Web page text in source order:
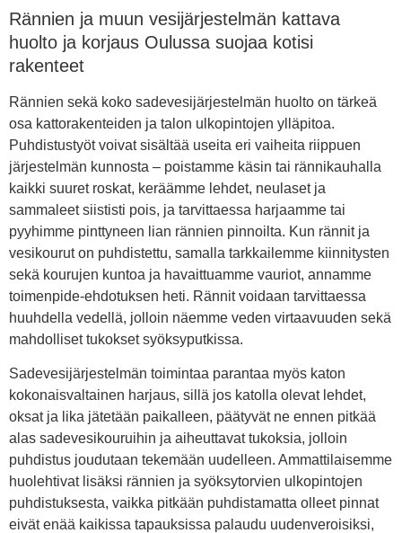
Rännien ja muun vesijärjestelmän kattava
huolto ja korjaus Oulussa suojaa kotisi
rakenteet
Rännien sekä koko sadevesijärjestelmän huolto on tärkeä
osa kattorakenteiden ja talon ulkopintojen ylläpitoa.
Puhdistustyöt voivat sisältää useita eri vaiheita riippuen
järjestelmän kunnosta – poistamme käsin tai rännikauhalla
kaikki suuret roskat, keräämme lehdet, neulaset ja
sammaleet siististi pois, ja tarvittaessa harjaamme tai
pyyhimme pinttyneen lian rännien pinnoilta. Kun rännit ja
vesikourut on puhdistettu, samalla tarkkailemme kiinnitysten
sekä kourujen kuntoa ja havaittuamme vauriot, annamme
toimenpide-ehdotuksen heti. Rännit voidaan tarvittaessa
huuhdella vedellä, jolloin näemme veden virtaavuuden sekä
mahdolliset tukokset syöksyputkissa.
Sadevesijärjestelmän toimintaa parantaa myös katon
kokonaisvaltainen harjaus, sillä jos katolla olevat lehdet,
oksat ja lika jätetään paikalleen, päätyvät ne ennen pitkää
alas sadevesikouruihin ja aiheuttavat tukoksia, jolloin
puhdistus joudutaan tekemään uudelleen. Ammattilaisemme
huolehtivat lisäksi rännien ja syöksytorvien ulkopintojen
puhdistuksesta, vaikka pitkään puhdistamatta olleet pinnat
eivät enää kaikissa tapauksissa palaudu uudenveroisiksi,